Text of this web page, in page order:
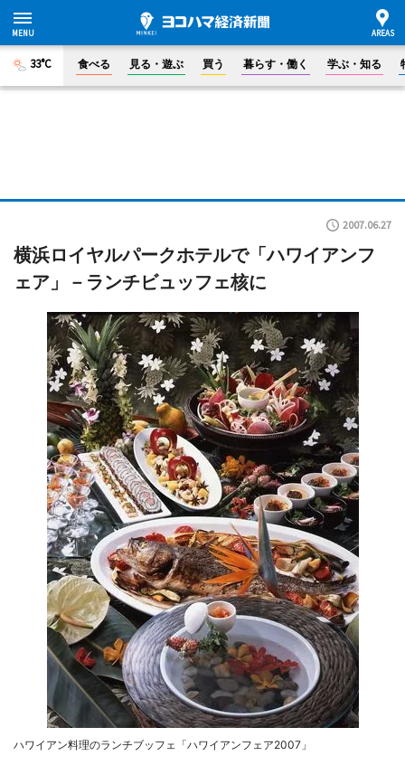
33°C 食べる 見る・遊ぶ 買う 暮らす・働く 学ぶ・知る
2007.06.27
横浜ロイヤルパークホテルで「ハワイアンフ
ェア」－ランチビュッフェ核に
ハワイアン料理のランチブッフェ「ハワイアンフェア2007」